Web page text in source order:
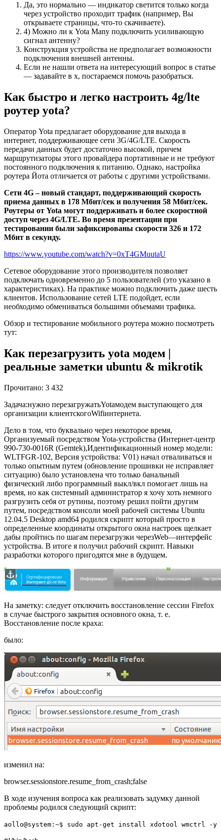
Да, это нормально — индикатор светится только когда
через устройство проходит трафик (например, Вы
открываете страницы, что-то скачиваете).
4) Можно ли к Yota Many подключить усиливающую
сигнал антенну?
Конструкция устройства не предполагает возможности
подключения внешней антенны.
Если не нашли ответа на интересующий вопрос в статье
— задавайте в х, постараемся помочь разобраться.
Как быстро и легко настроить 4g/lte
роутер yota?
Оператор Yota предлагает оборудование для выхода в
интернет, поддерживающее сети 3G/4G/LTE. Скорость
передачи данных будет достаточно высокой, причем
маршрутизаторы этого провайдера портативные и не требуют
постоянного подключения к питанию. Однако, настройка
роутера Йота отличается от работы с другими устройствами.
Сети 4G – новый стандарт, поддерживающий скорость
приема данных в 178 Мбит/сек и получения 58 Мбит/сек.
Роутеры от Yota могут поддерживать и более скоростной
доступ через 4G/LTE. Во время презентации при
тестировании были зафиксированы скорости 326 и 172
Мбит в секунду.
https://www.youtube.com/watch?v=0xT4GMuutaU
Сетевое оборудование этого производителя позволяет
подключать одновременно до 5 пользователей (это указано в
характеристиках). На практике можно подключить даже шесть
клиентов. Использование сетей LTE подойдет, если
необходимо обмениваться большими объемами трафика.
Обзор и тестирование мобильного роутера можно посмотреть
тут:
Как перезагрузить yota модем |
реальные заметки ubuntu & mikrotik
Прочитано: 3 432
Задача:нужно перезагружатьYotaмодем выступающего для
организации клиентскогоWifiинтернета.
Дело в том, что буквально через некоторое время,
Организуемый посредством Yota-устройства (Интернет-центр
990-730-0016R (Gemtek),Идентификационный номер модели:
WLTFGR-102, Версия устройства: V01) начал отваливаться и
только опытным путем (обновление прошивки не исправляет
ситуацию) было установлена что только банальный
физический либо программный выкл/вкл помогает лишь на
время, но как системный администратор я хочу хоть немного
разгрузить себя от рутины, поэтому решил пойти другим
путем, посредством консоли моей рабочей системы Ubuntu
12.04.5 Desktop amd64 родился скрипт который просто в
определенные координаты открытого окна настроек щелкает
дабы пройтись по шагам перезагрузки черезWeb—интерфейс
устройства. В итоге я получил рабочий скрипт. Навыки
разработки которого пригодятся мне в будущем.
На заметку: следует отключить восстановление сессии Firefox
в случае быстрого закрытия основного окна, т. е.
Восстановление после краха:
было:
изменил на:
browser.sessionstore.resume_from_crash;false
В ходе изучения вопроса как реализовать задумку данной
проблемы родился следующий скрипт:
aollo@system:~$ sudo apt-get install xdotool wmctrl -y